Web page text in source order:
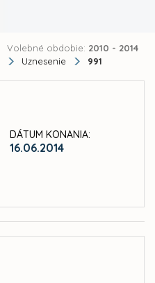
Volebné obdobie: 2010 - 2014
Uznesenie 991
DÁTUM KONANIA:
16.06.2014